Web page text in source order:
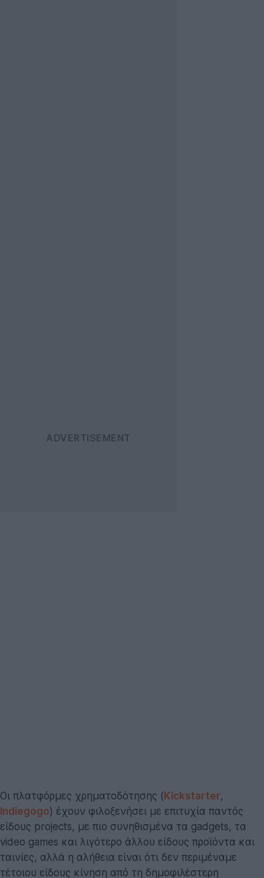
Οι πλατφόρμες χρηματοδότησης (Kickstarter,
Indiegogo) έχουν φιλοξενήσει με επιτυχία παντός
είδους projects, με πιο συνηθισμένα τα gadgets, τα
video games και λιγότερο άλλου είδους προϊόντα και
ταινίες, αλλά η αλήθεια είναι ότι δεν περιμέναμε
τέτοιου είδους κίνηση από τη δημοφιλέστερη